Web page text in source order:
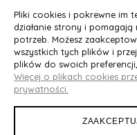
Deluxury.pl
Pliki cookies i pokrewne im
działanie strony i
potrzeb. Możesz
wszystkich tych plików i
plików do swoich
Więcej o plikach cookies
prywatności.